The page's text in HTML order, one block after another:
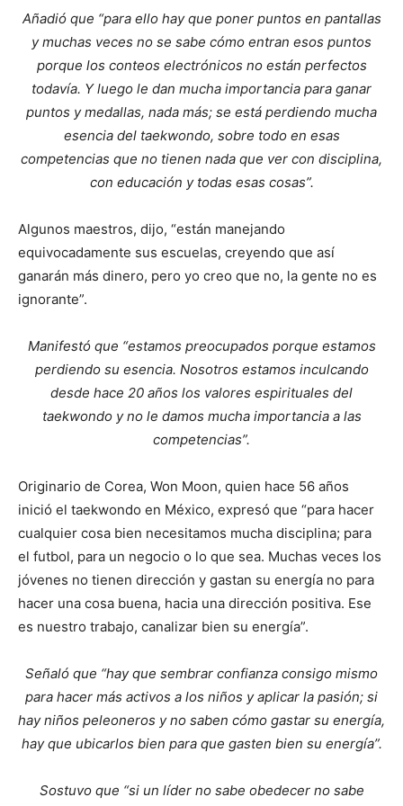
Añadió que “para ello hay que poner puntos en pantallas
y muchas veces no se sabe cómo entran esos puntos
porque los conteos electrónicos no están perfectos
todavía. Y luego le dan mucha importancia para ganar
puntos y medallas, nada más; se está perdiendo mucha
esencia del taekwondo, sobre todo en esas
competencias que no tienen nada que ver con disciplina,
con educación y todas esas cosas”.
Algunos maestros, dijo, “están manejando
equivocadamente sus escuelas, creyendo que así
ganarán más dinero, pero yo creo que no, la gente no es
ignorante”.
Manifestó que “estamos preocupados porque estamos
perdiendo su esencia. Nosotros estamos inculcando
desde hace 20 años los valores espirituales del
taekwondo y no le damos mucha importancia a las
competencias”.
Originario de Corea, Won Moon, quien hace 56 años
inició el taekwondo en México, expresó que “para hacer
cualquier cosa bien necesitamos mucha disciplina; para
el futbol, para un negocio o lo que sea. Muchas veces los
jóvenes no tienen dirección y gastan su energía no para
hacer una cosa buena, hacia una dirección positiva. Ese
es nuestro trabajo, canalizar bien su energía”.
Señaló que “hay que sembrar confianza consigo mismo
para hacer más activos a los niños y aplicar la pasión; si
hay niños peleoneros y no saben cómo gastar su energía,
hay que ubicarlos bien para que gasten bien su energía”.
Sostuvo que “si un líder no sabe obedecer no sabe